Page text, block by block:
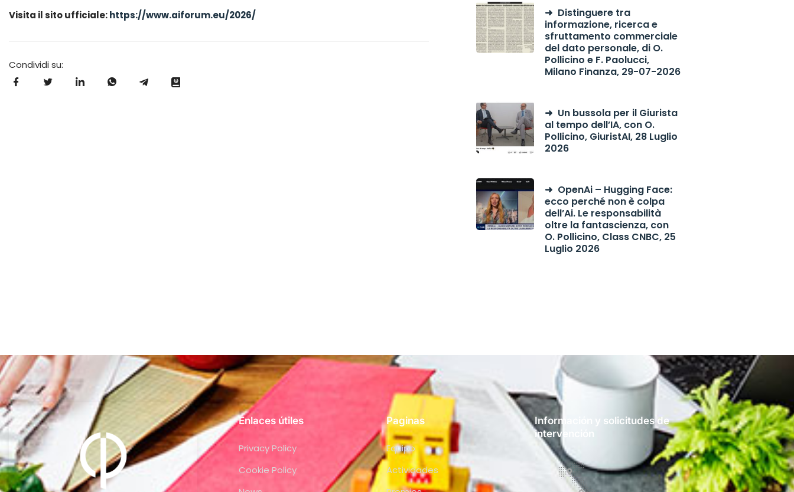
Visita il sito ufficiale:https://www.aiforum.eu/2026/
Condividi su:
Distinguere tra
informazione, ricerca e
sfruttamento commerciale
del dato personale, di O.
Pollicino e F. Paolucci,
Milano Finanza, 29-07-2026
Un bussola per il Giurista
al tempo dell’IA, con O.
Pollicino, GiuristAI, 28 Luglio
2026
OpenAi – Hugging Face:
ecco perché non è colpa
dell’Ai. Le responsabilità
oltre la fantascienza, con
O. Pollicino, Class CNBC, 25
Luglio 2026
Enlaces útiles
Privacy Policy
Cookie Policy
Paginas
Equipo
Actividades
Información y solicitudes de
intervención